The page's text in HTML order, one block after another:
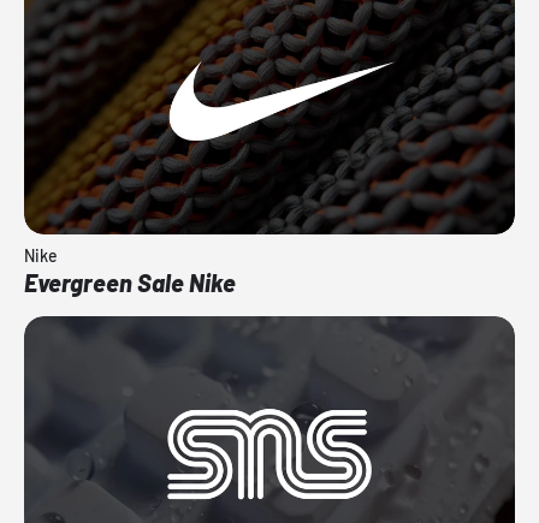
Nike
Evergreen Sale Nike